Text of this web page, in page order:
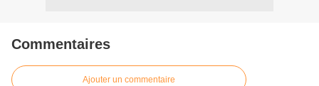
Commentaires
Ajouter un commentaire